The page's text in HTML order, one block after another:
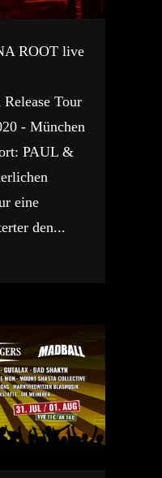
ROOT live
Tour
- München
PAUL &
eine
den...